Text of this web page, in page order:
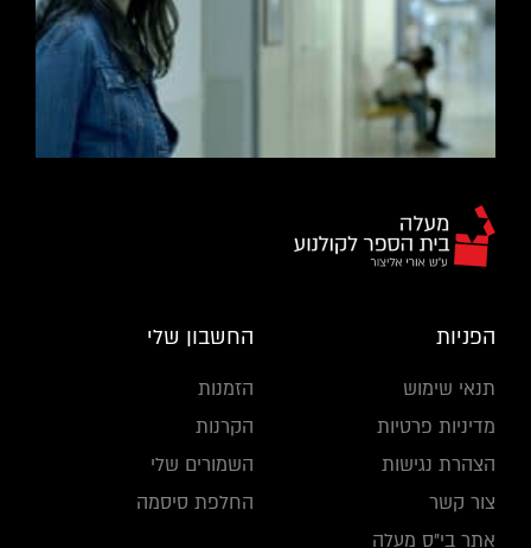
הפניות
תנאי שימוש
מדיניות פרטיות
הצהרת נגישות
צור קשר
אתר בי"ס מעלה
החשבון שלי
הזמנות
הקרנות
השמורים שלי
החלפת סיסמה